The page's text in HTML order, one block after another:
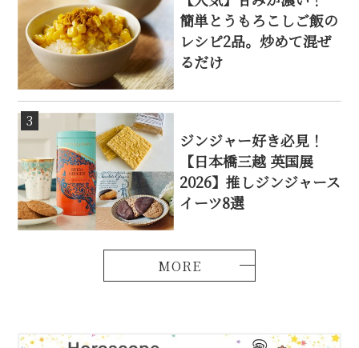
簡単とうもろこしご飯の
レシピ2品。炒めて混ぜ
るだけ
3
ジンジャー好き必見！
【日本橋三越 英国展
2026】推しジンジャース
イーツ8選